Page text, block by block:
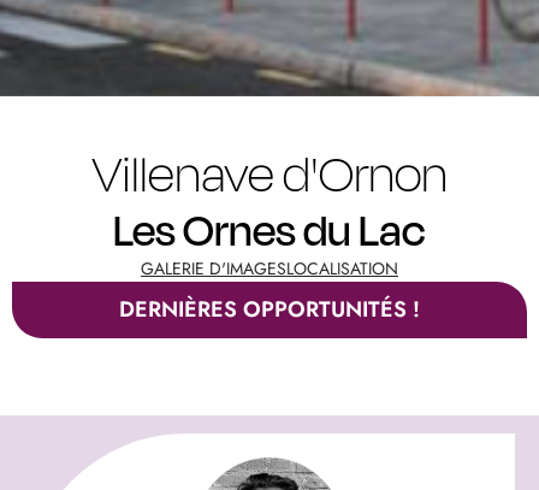
Villenave d'Ornon
Les Ornes du Lac
GALERIE D'IMAGESLOCALISATION
DERNIÈRES OPPORTUNITÉS !